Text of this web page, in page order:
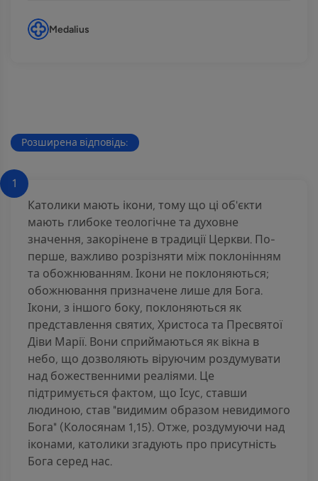
Medalius
Розширена відповідь:
1
Католики мають ікони, тому що ці об'єкти
мають глибоке теологічне та духовне
значення, закорінене в традиції Церкви. По-
перше, важливо розрізняти між поклонінням
та обожнюванням. Ікони не поклоняються;
обожнювання призначене лише для Бога.
Ікони, з іншого боку, поклоняються як
представлення святих, Христоса та Пресвятої
Діви Марії. Вони сприймаються як вікна в
небо, що дозволяють віруючим роздумувати
над божественними реаліями. Це
підтримується фактом, що Ісус, ставши
людиною, став "видимим образом невидимого
Бога" (Колосянам 1,15). Отже, роздумуючи над
іконами, католики згадують про присутність
Бога серед нас.